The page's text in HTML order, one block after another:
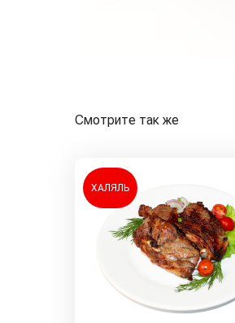
Смотрите так же
ХАЛЯЛЬ